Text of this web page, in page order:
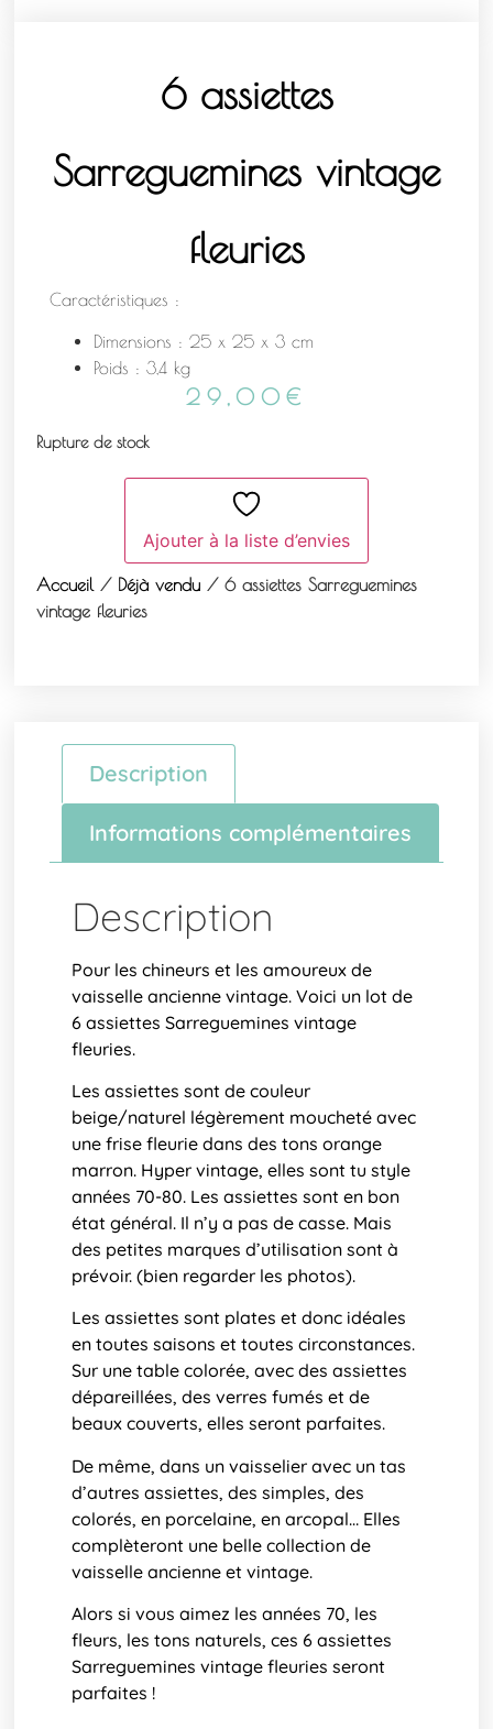
6 assiettes
Sarreguemines vintage
fleuries
Caractéristiques :
Dimensions : 25 x 25 x 3 cm
Poids : 3,4 kg
29,00 €
Rupture de stock
Ajouter à la liste d’envies
Accueil / Déjà vendu / 6 assiettes Sarreguemines
vintage fleuries
Description
Informations complémentaires
Description
Pour les chineurs et les amoureux de
vaisselle ancienne vintage. Voici un lot de
6 assiettes Sarreguemines vintage
fleuries.
Les assiettes sont de couleur
beige/naturel légèrement moucheté avec
une frise fleurie dans des tons orange
marron. Hyper vintage, elles sont tu style
années 70-80. Les assiettes sont en bon
état général. Il n’y a pas de casse. Mais
des petites marques d’utilisation sont à
prévoir. (bien regarder les photos).
Les assiettes sont plates et donc idéales
en toutes saisons et toutes circonstances.
Sur une table colorée, avec des assiettes
dépareillées, des verres fumés et de
beaux couverts, elles seront parfaites.
De même, dans un vaisselier avec un tas
d’autres assiettes, des simples, des
colorés, en porcelaine, en arcopal… Elles
complèteront une belle collection de
vaisselle ancienne et vintage.
Alors si vous aimez les années 70, les
fleurs, les tons naturels, ces 6 assiettes
Sarreguemines vintage fleuries seront
parfaites !